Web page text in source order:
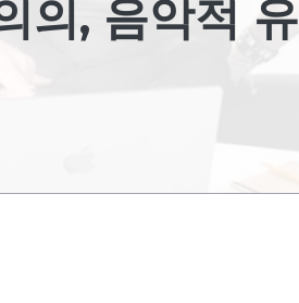
의, 음악적 유